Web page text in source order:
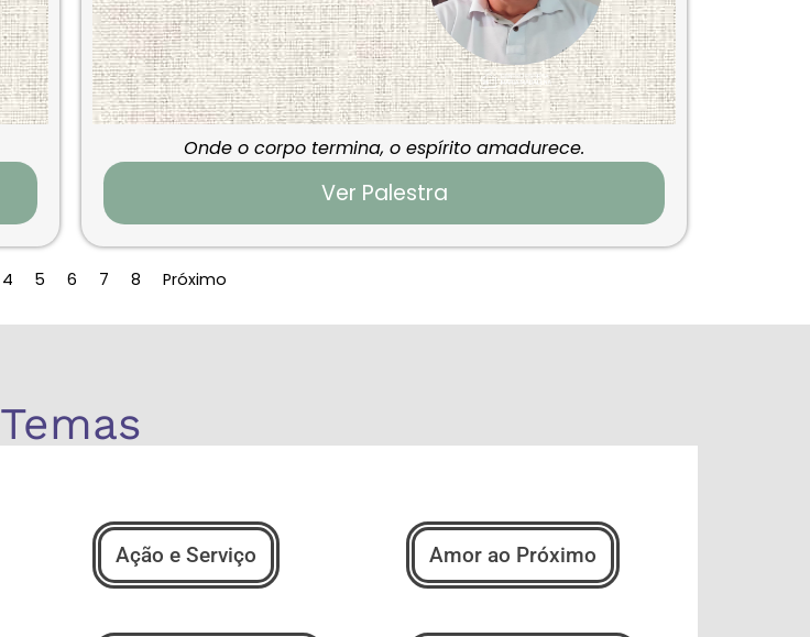
Onde o corpo termina, o espírito amadurece.
Ver Palestra
4 5 6 7 8 Próximo
Temas
Ação e Serviço Amor ao Próximo